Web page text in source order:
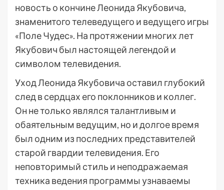
новость о кончине Леонида Якубовича,
знаменитого телеведущего и ведущего игры
«Поле Чудес». На протяжении многих лет
Якубович был настоящей легендой и
символом телевидения.
Уход Леонида Якубовича оставил глубокий
след в сердцах его поклонников и коллег.
Он не только являлся талантливым и
обаятельным ведущим, но и долгое время
был одним из последних представителей
старой гвардии телевидения. Его
неповторимый стиль и неподражаемая
техника ведения программы узнаваемы